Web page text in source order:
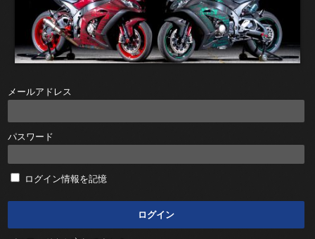
メールアドレス
パスワード
ログイン情報を記憶